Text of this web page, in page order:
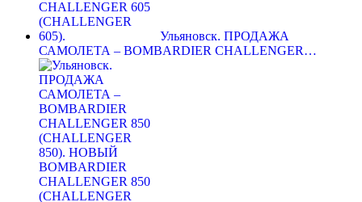
Ульяновск. ПРОДАЖА
САМОЛЕТА – BOMBARDIER CHALLENGER…